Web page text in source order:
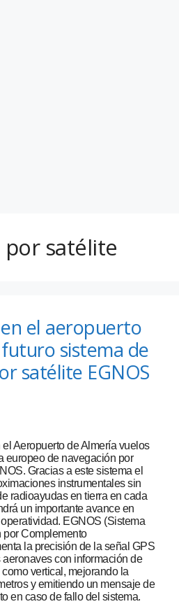
por satélite
el aeropuerto
sistema de
satélite EGNOS
Aeropuerto de Almería vuelos
europeo de navegación por
Gracias a este sistema el
instrumentales sin
radioayudas en tierra en cada
un importante avance en
EGNOS (Sistema
por Complemento
la precisión de la señal GPS
con información de
vertical, mejorando la
y emitiendo un mensaje de
en caso de fallo del sistema.